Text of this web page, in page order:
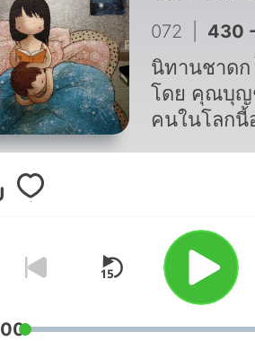
072 430 - เกสวชา
นิทานชาดก
โดย คุณบุญ
คนในโลกนี้
ดีๆ เป็นแบ
มาตรฐาน
ความดีเป็น
มาเป็นคน
ผิดเป็นชอ
ชาติหนึ่ง ด้วยเหตุนี้เราจึงควร